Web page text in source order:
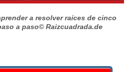
a resolver raíces de cinco
a paso© Raizcuadrada.de